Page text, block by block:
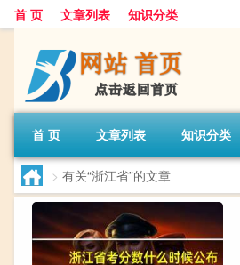
首 页 文章列表 知识分类
首 页 文章列表 知识分类
> 有关“浙江省”的文章